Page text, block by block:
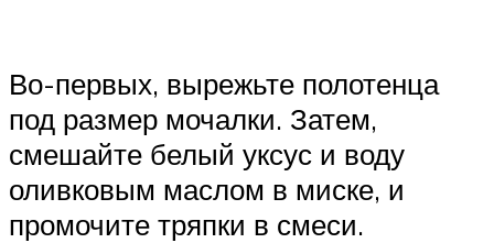
Во-первых, вырежьте полотенца
под размер мочалки. Затем,
смешайте белый уксус и воду
оливковым маслом в миске, и
промочите тряпки в смеси.